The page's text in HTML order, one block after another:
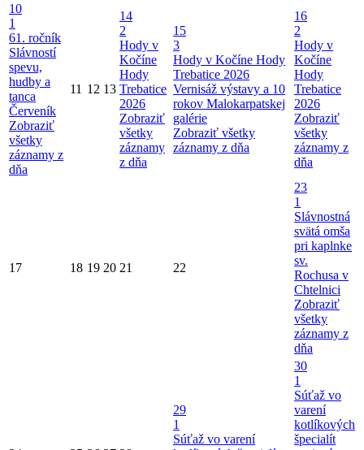
10
1
61. ročník
Slávností
spevu,
hudby a
tanca
Červeník
Zobraziť
všetky
záznamy z
dňa
11 12 13
14
2
Hody v
Kočíne
Hody
Trebatice
2026
Zobraziť
všetky
záznamy
z dňa
15
3
Hody v Kočíne Hody
Trebatice 2026
Vernisáž výstavy a 10
rokov Malokarpatskej
galérie
Zobraziť všetky
záznamy z dňa
16
2
Hody v
Kočíne
Hody
Trebatice
2026
Zobraziť
všetky
záznamy z
dňa
17 18 19 20 21 22
23
1
Slávnostná
svätá omša
pri kaplnke
sv.
Rochusa v
Chtelnici
Zobraziť
všetky
záznamy z
dňa
29
1
Súťaž vo varení
30
1
Súťaž vo
varení
kotlíkových
špecialít